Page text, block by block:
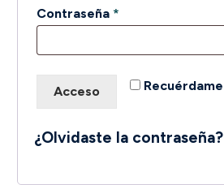
Contraseña *
Recuérdame
Acceso
¿Olvidaste la contraseña?